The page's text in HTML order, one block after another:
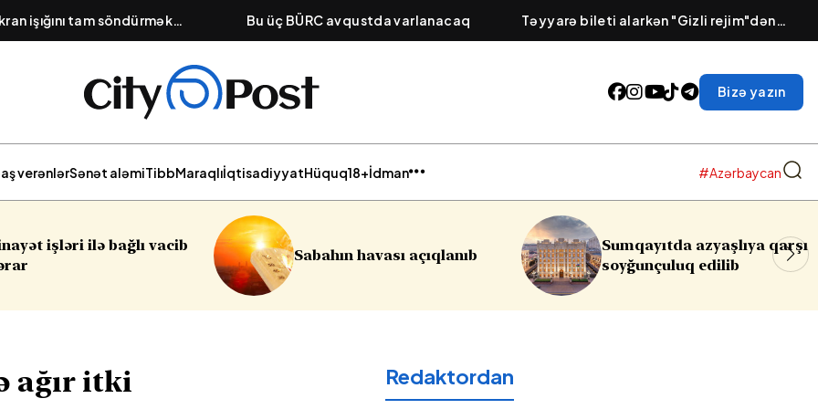
işığını tam söndürmək
– Qaranlıqda oxumağın
Bu üç BÜRC avqustda varlanacaq
Təyyarə bileti alarkən "Gizli rejim"dən
istifadə etmək lazımdır?
Bizə yazın
verənlərSənət aləmiTibbMaraqlıİqtisadiyyatHüquq18+İdman #Azərbaycan
Sabahın havası açıqlanıb
Sumqayıtda azyaşlıya qarşı
soyğunçuluq edilib
Rəsmi
reaksiya:
ağır itki Redaktordan